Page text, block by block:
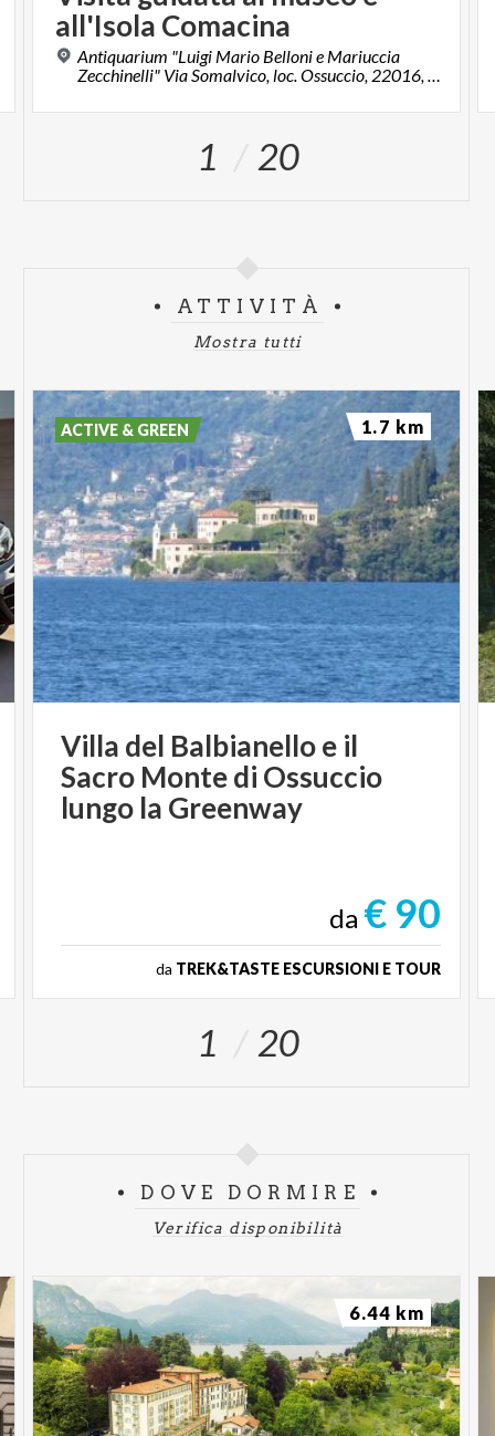
all'Isola Comacina
Antiquarium "Luigi Mario Belloni e Mariuccia
1 20
ATTIVITÀ
Mostra tutti
Villa del Balbianello e il
Sacro Monte di Ossuccio
lungo la Greenway
da € 90
da TREK&TASTE ESCURSIONI E TOUR
ACTIVE & GREEN 1.7 km
1 20
DOVE DORMIRE
Verifica disponibilità
6.44 km